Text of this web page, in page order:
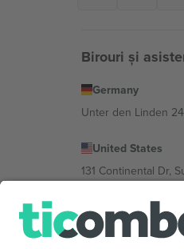
Birouri și
Germany
Unter den Linden
United States
131 Continental Dr,
Bulgaria
Regus Sofia City